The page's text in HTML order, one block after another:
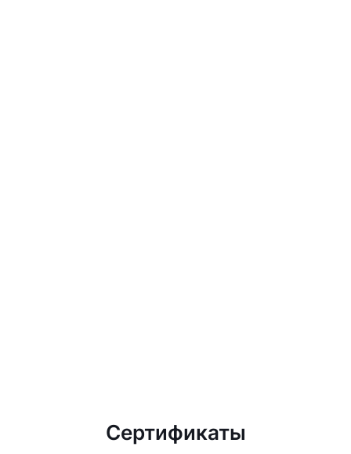
Сертификаты